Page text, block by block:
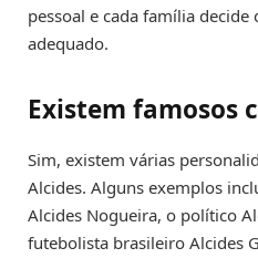
pessoal e cada família
adequado.
Existem famosos
Sim, existem várias
Alcides. Alguns exemplos
Alcides Nogueira, o político
futebolista brasileiro Alcides